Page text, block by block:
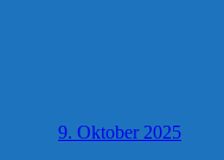
9. Oktober 2025